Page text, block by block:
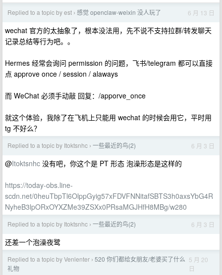
Replied to a topic by est › 感觉 openclaw-weixin 没人玩了 6 月 13 日
wechat 官方的太抽象了，根本没法用，先不说不支持拉群/转发聊天
记录总结等行为吧。。
Hermes 经常会询问 permission 的问题，飞书/telegram 都可以直接
点 approve once / session / alaways
而 WeChat 必须手动敲 回复：/apporve_once
就这个体验，我除了在飞机上只能用 wechat 的时候会用它，平时用
tg 不好么？
Replied to a topic by Itoktsnhc › 一些最近的鸟(2) 6 月 3 日
@Itoktsnhc 没有吧，你这个是 PT 形态 泡澡形态是这样的
https://today-obs.line-
scdn.net/0heuTbpTl6OlppGyig57xFDVFNNitafSBTS3h0axsYbG4R
NyheB3lpORxOYXZMe39ZSXx0PRsaMGJHfH8MBg/w280
Replied to a topic by Itoktsnhc › 一些最近的鸟(2) 6 月 3 日
还差一个泡澡夜鹭
Replied to a topic by Venlenter › 520 你们都给女朋友/老婆买了什么
礼物
5 月 20
日